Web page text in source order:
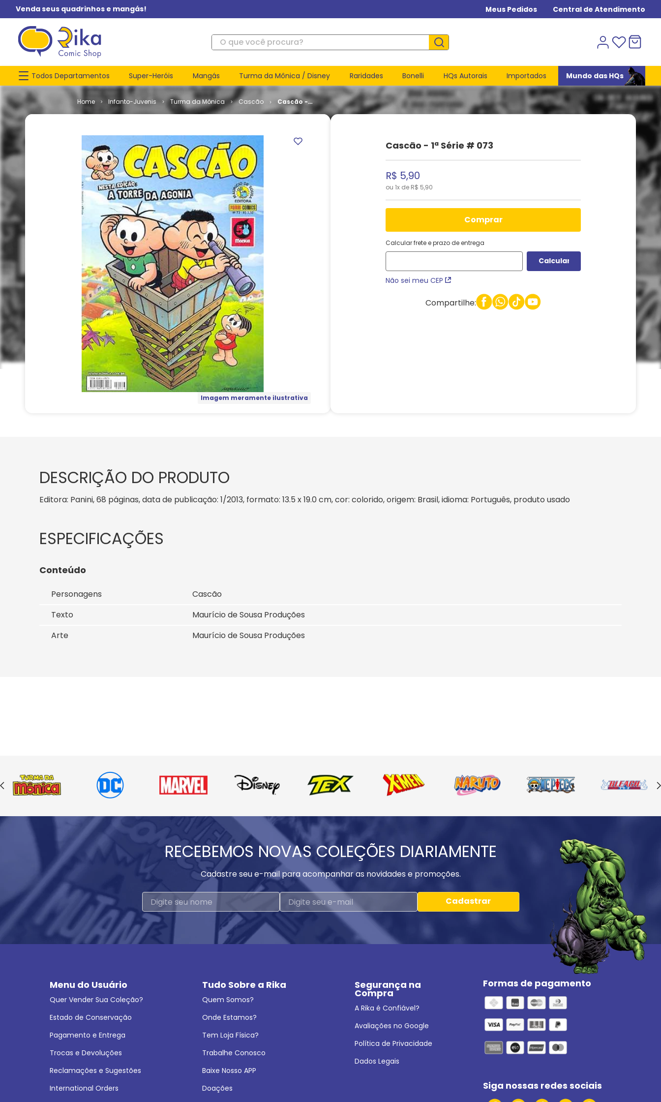
Venda seus quadrinhos e mangás! Meus Pedidos Central de Atendimento
O que você procura?
Todos Departamentos Super-Heróis Mangás Turma da Mônica / Disney Raridades Bonelli HQs Autorais Importados Mundo das HQs
Infanto-Juvenis Turma da Mônica Cascão
Cascão -
1ª Série #
Imagem meramente ilustrativa
Cascão - 1ª Série # 073
R$ 5,90
ou 1x de R$ 5,90
comprar
Calcular frete e prazo de entrega
Não sei meu CEP
Compartilhe:
DESCRIÇÃO DO PRODUTO
Editora: Panini, 68 páginas, data de publicação: 1/2013, formato: 13.5 x 19.0 cm, cor: colorido, origem: Brasil, idioma: Português, produto usado
Conteúdo
Personagens
Cascão
Texto
Maurício de Sousa Produções
Arte
Maurício de Sousa Produções
RECEBEMOS NOVAS COLEÇÕES DIARIAMENTE
Cadastre seu e-mail para acompanhar as novidades e promoções.
Cadastrar
Menu do Usuário
Quer Vender Sua Coleção?
Estado de Conservação
Pagamento e Entrega
Trocas e Devoluções
Reclamações e Sugestões
International Orders
Tudo Sobre a Rika
Quem Somos?
Onde Estamos?
Tem Loja Física?
Trabalhe Conosco
Baixe Nosso APP
Doações
Segurança na
Compra
A Rika é Confiável?
Avaliações no Google
Política de Privacidade
Dados Legais
Formas de pagamento
Siga nossas redes sociais